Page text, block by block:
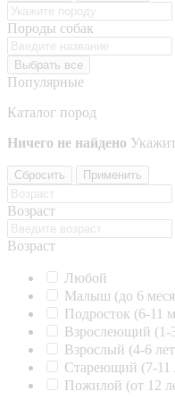
Породы собак
Выбрать все
Популярные
Каталог пород
Ничего не найдено
Сбросить Применить
Возраст
Возраст
Любой
Малыш (до 6
Подросток (6-11
Взрослеющий (1-
Взрослый (4-6
Стареющий (7-11
Пожилой (от 12